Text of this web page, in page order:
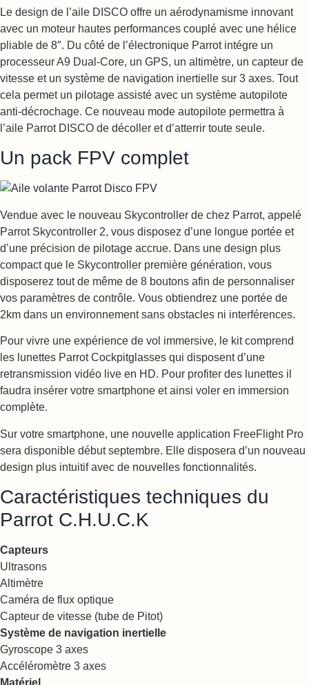
Le design de l’aile DISCO offre un aérodynamisme innovant
avec un moteur hautes performances couplé avec une hélice
pliable de 8″. Du côté de l’électronique Parrot intégre un
processeur A9 Dual-Core, un GPS, un altimètre, un capteur de
vitesse et un système de navigation inertielle sur 3 axes. Tout
cela permet un pilotage assisté avec un système autopilote
anti-décrochage. Ce nouveau mode autopilote permettra à
l’aile Parrot DISCO de décoller et d’atterrir toute seule.
Un pack FPV complet
Vendue avec le nouveau Skycontroller de chez Parrot, appelé
Parrot Skycontroller 2, vous disposez d’une longue portée et
d’une précision de pilotage accrue. Dans une design plus
compact que le Skycontroller première génération, vous
disposerez tout de même de 8 boutons afin de personnaliser
vos paramètres de contrôle. Vous obtiendrez une portée de
2km dans un environnement sans obstacles ni interférences.
Pour vivre une expérience de vol immersive, le kit comprend
les lunettes Parrot Cockpitglasses qui disposent d’une
retransmission vidéo live en HD. Pour profiter des lunettes il
faudra insérer votre smartphone et ainsi voler en immersion
complète.
Sur votre smartphone, une nouvelle application FreeFlight Pro
sera disponible début septembre. Elle disposera d’un nouveau
design plus intuitif avec de nouvelles fonctionnalités.
Caractéristiques techniques du
Parrot C.H.U.C.K
Capteurs
Ultrasons
Altimètre
Caméra de flux optique
Capteur de vitesse (tube de Pitot)
Système de navigation inertielle
Gyroscope 3 axes
Accéléromètre 3 axes
Matériel